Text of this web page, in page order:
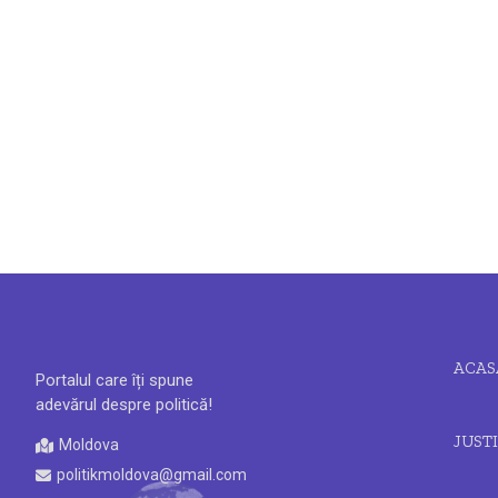
Portalul care îți spune
adevărul despre politică!
Moldova
politikmoldova@gmail.com